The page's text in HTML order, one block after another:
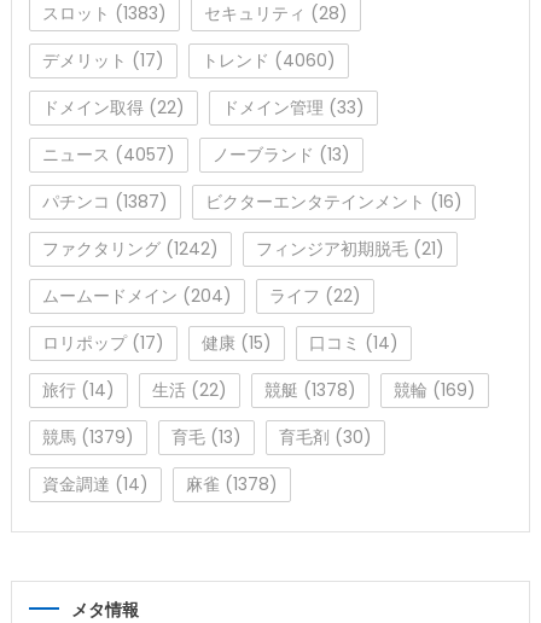
スロット (1383) セキュリティ (28)
デメリット (17) トレンド (4060)
ドメイン取得(22) ドメイン管理(33)
ニュース (4057) ノーブランド (13)
パチンコ (1387) ビクターエンタテインメント (16)
ファクタリング(1242) フィンジア初期脱毛(21)
ムームードメイン (204) ライフ (22)
ロリポップ(17) 健康(15) 口コミ (14)
旅行(14) 生活(22) 競艇 (1378) 競輪 (169)
競馬(1379) 育毛(13) 育毛剤 (30)
資金調達 (14) 麻雀(1378)
メタ情報